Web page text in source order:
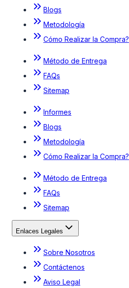
Blogs
Metodología
Cómo Realizar la Compra?
Método de Entrega
FAQs
Sitemap
Informes
Blogs
Metodología
Cómo Realizar la Compra?
Método de Entrega
FAQs
Sitemap
Enlaces Legales
Sobre Nosotros
Contáctenos
Aviso Legal